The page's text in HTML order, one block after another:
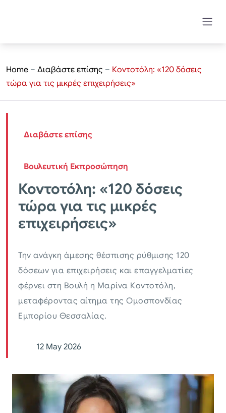
Home – Διαβάστε επίσης – Κοντοτόλη: «120 δόσεις
τώρα για τις μικρές επιχειρήσεις»
Διαβάστε επίσης
Βουλευτική Εκπροσώπηση
Κοντοτόλη: «120 δόσεις
τώρα για τις μικρές
επιχειρήσεις»
Την ανάγκη άμεσης θέσπισης ρύθμισης 120
δόσεων για επιχειρήσεις και επαγγελματίες
φέρνει στη Βουλή η Μαρίνα Κοντοτόλη,
μεταφέροντας αίτημα της Ομοσπονδίας
Εμπορίου Θεσσαλίας.
12 May 2026